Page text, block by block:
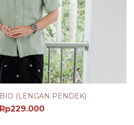
(LENGAN PENDEK)
Rp229.000